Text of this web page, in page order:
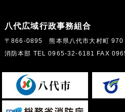
八代広域行政事務組合
〒866-0895 熊本県八代市大村町 970
消防本部 TEL 0965-32-6181 FAX